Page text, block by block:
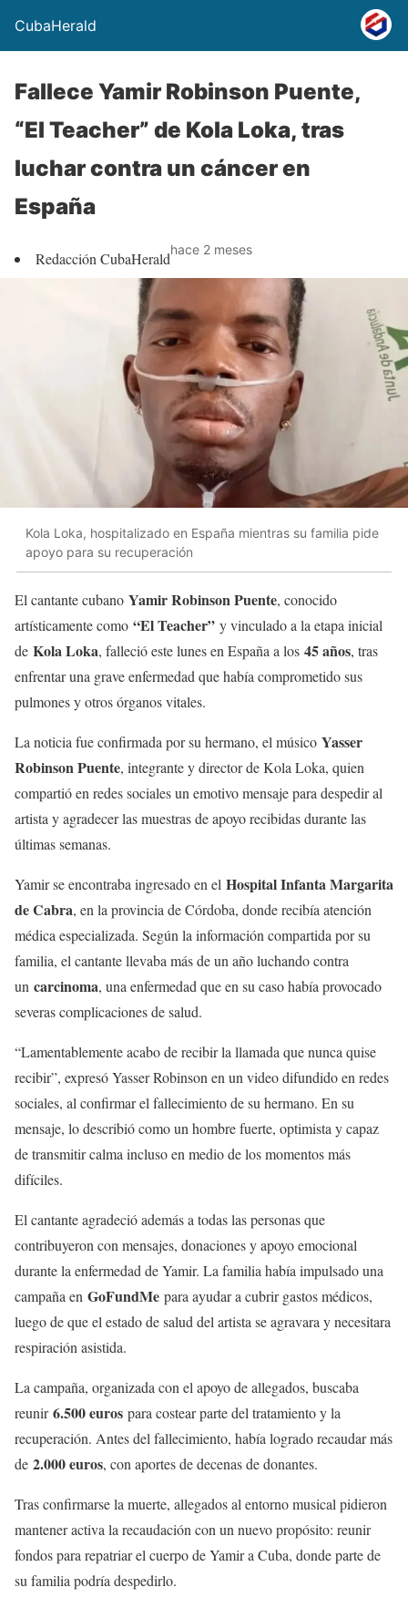
CubaHerald
Fallece Yamir Robinson Puente,
“El Teacher” de Kola Loka, tras
luchar contra un cáncer en
España
Redacción CubaHeraldhace 2 meses
Kola Loka, hospitalizado en España mientras su familia pide
apoyo para su recuperación
El cantante cubano Yamir Robinson Puente, conocido
artísticamente como “El Teacher” y vinculado a la etapa inicial
de Kola Loka, falleció este lunes en España a los 45 años, tras
enfrentar una grave enfermedad que había comprometido sus
pulmones y otros órganos vitales.
La noticia fue confirmada por su hermano, el músico Yasser
Robinson Puente, integrante y director de Kola Loka, quien
compartió en redes sociales un emotivo mensaje para despedir al
artista y agradecer las muestras de apoyo recibidas durante las
últimas semanas.
Yamir se encontraba ingresado en el Hospital Infanta Margarita
de Cabra, en la provincia de Córdoba, donde recibía atención
médica especializada. Según la información compartida por su
familia, el cantante llevaba más de un año luchando contra
un carcinoma, una enfermedad que en su caso había provocado
severas complicaciones de salud.
“Lamentablemente acabo de recibir la llamada que nunca quise
recibir”, expresó Yasser Robinson en un video difundido en redes
sociales, al confirmar el fallecimiento de su hermano. En su
mensaje, lo describió como un hombre fuerte, optimista y capaz
de transmitir calma incluso en medio de los momentos más
difíciles.
El cantante agradeció además a todas las personas que
contribuyeron con mensajes, donaciones y apoyo emocional
durante la enfermedad de Yamir. La familia había impulsado una
campaña en GoFundMe para ayudar a cubrir gastos médicos,
luego de que el estado de salud del artista se agravara y necesitara
respiración asistida.
La campaña, organizada con el apoyo de allegados, buscaba
reunir6.500 euros para costear parte del tratamiento y la
recuperación. Antes del fallecimiento, había logrado recaudar más
de 2.000 euros, con aportes de decenas de donantes.
Tras confirmarse la muerte, allegados al entorno musical pidieron
mantener activa la recaudación con un nuevo propósito: reunir
fondos para repatriar el cuerpo de Yamir a Cuba, donde parte de
su familia podría despedirlo.